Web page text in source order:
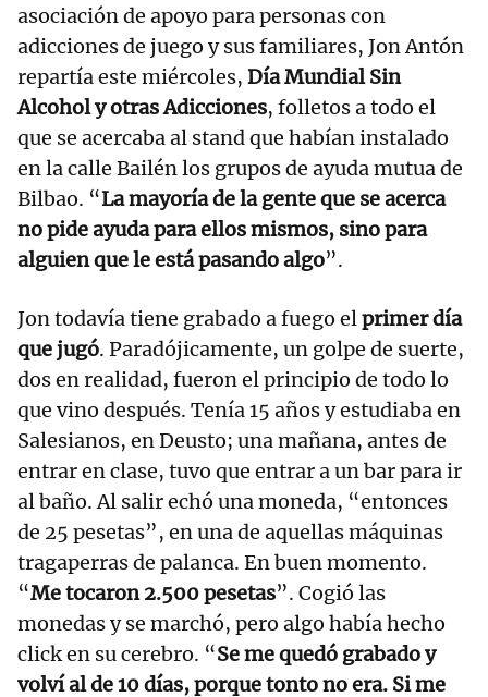
asociación de apoyo para personas con
adicciones de juego y sus familiares, Jon Antón
repartía este miércoles, Día Mundial Sin
Alcohol y otras Adicciones, folletos a todo el
que se acercaba al stand que habían instalado
en la calle Bailén los grupos de ayuda mutua de
Bilbao. “La mayoría de la gente que se acerca
no pide ayuda para ellos mismos, sino para
alguien que le está pasando algo”.
Jon todavía tiene grabado a fuego elprimer día
que jugó. Paradójicamente, un golpe de suerte,
dos en realidad, fueron el principio de todo lo
que vino después. Tenía 15 años y estudiaba en
Salesianos, en Deusto; una mañana, antes de
entrar en clase, tuvo que entrar a un bar para ir
al baño. Al salir echó una moneda, “entonces
de 25 pesetas”, en una de aquellas máquinas
tragaperras de palanca. En buen momento.
“Me tocaron 2.500 pesetas”. Cogió las
monedas y se marchó, pero algo había hecho
click en su cerebro. “Se me quedó grabado y
volví al de 10 días, porque tonto no era. Si me